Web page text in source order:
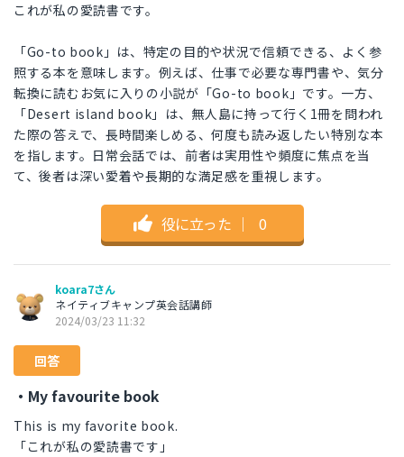
これが私の愛読書です。
「Go-to book」は、特定の目的や状況で信頼できる、よく参
照する本を意味します。例えば、仕事で必要な専門書や、気分
転換に読むお気に入りの小説が「Go-to book」です。一方、
「Desert island book」は、無人島に持って行く1冊を問われ
た際の答えで、長時間楽しめる、何度も読み返したい特別な本
を指します。日常会話では、前者は実用性や頻度に焦点を当
て、後者は深い愛着や長期的な満足感を重視します。
役に立った ｜ 0
koara7さん
ネイティブキャンプ英会話講師
2024/03/23 11:32
回答
・My favourite book
This is my favorite book.
「これが私の愛読書です」